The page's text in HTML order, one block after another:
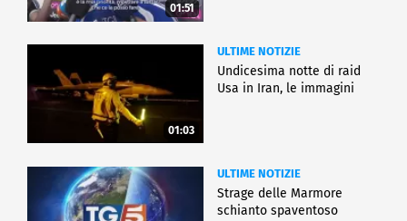
01:51
01:03
ULTIME NOTIZIE
Undicesima notte di raid
Usa in Iran, le immagini
ULTIME NOTIZIE
Strage delle Marmore
schianto spaventoso